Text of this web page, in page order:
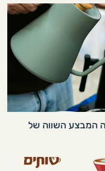
שקלים: זה המבצע השווה של